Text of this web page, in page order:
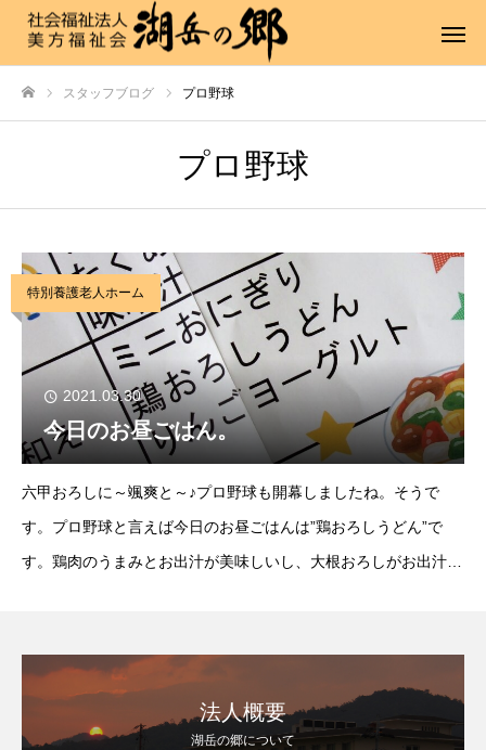
スタッフブログ プロ野球
プロ野球
特別養護老人ホーム
2021.03.30
今日のお昼ごはん。
六甲おろしに～颯爽と～♪プロ野球も開幕しましたね。そうで
す。プロ野球と言えば今日のお昼ごはんは”鶏おろしうどん”で
す。鶏肉のうまみとお出汁が美味しいし、大根おろしがお出汁に
法人概要
湖岳の郷について